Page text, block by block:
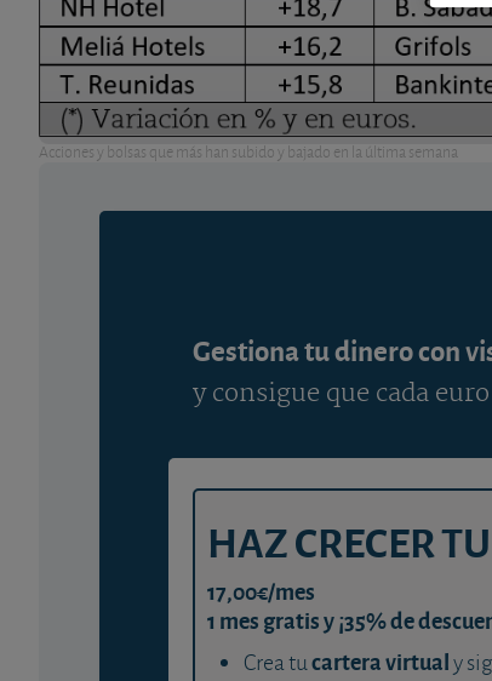
Acciones y bolsas que más han subido y bajado en la última semana
Gestiona tu dinero con
y consigue que cada
HAZ CRECER
17,00€/mes
1 mes gratis y ¡35% de
Crea tucartera virtualy